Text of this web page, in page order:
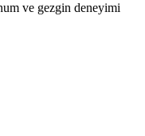
ve gezgin deneyimi